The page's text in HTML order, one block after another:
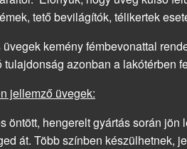
tető bevilágítók, télikertek
kemény fémbevonattal
azonban a lakótérben
jellemző üvegek:
öntött, hengerelt gyártás során
át. Több színben készülhetnek,